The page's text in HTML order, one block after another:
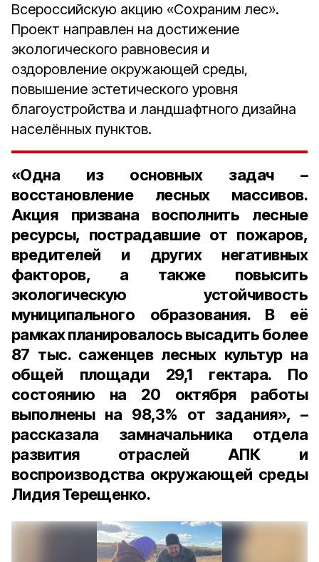
Всероссийскую акцию «Сохраним лес».
Проект направлен на достижение
экологического равновесия и
оздоровление окружающей среды,
повышение эстетического уровня
благоустройства и ландшафтного дизайна
населённых пунктов.
«Одна из основных задач –
восстановление лесных массивов.
Акция призвана восполнить лесные
ресурсы, пострадавшие от пожаров,
вредителей и других негативных
факторов, а также повысить
экологическую устойчивость
муниципального образования. В её
рамках планировалось высадить более
87 тыс. саженцев лесных культур на
общей площади 29,1 гектара. По
состоянию на 20 октября работы
выполнены на 98,3% от задания», –
рассказала замначальника отдела
развития отраслей АПК и
воспроизводства окружающей среды
Лидия Терещенко.